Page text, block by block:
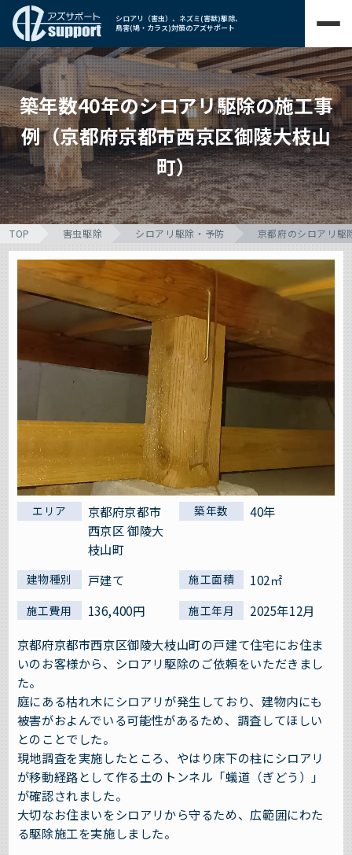
シロアリ（害虫）、ネズミ(害獣)駆除、
鳥害(鳩・カラス)対策のアズサポート
築年数40年のシロアリ駆除の施工事
例（京都府京都市西京区御陵大枝山
町）
TOP 害虫駆除 シロアリ駆除・予防 京都府のシロアリ駆
エリア
京都府京都市
西京区 御陵大
枝山町
築年数 40年
建物種別 戸建て 施工面積 102㎡
施工費用 136,400円 施工年月
2025年12月
京都府京都市西京区御陵大枝山町の戸建て住宅にお住ま
いのお客様から、シロアリ駆除のご依頼をいただきまし
た。
庭にある枯れ木にシロアリが発生しており、建物内にも
被害がおよんでいる可能性があるため、調査してほしい
とのことでした。
現地調査を実施したところ、やはり床下の柱にシロアリ
が移動経路として作る土のトンネル「蟻道（ぎどう）」
が確認されました。
大切なお住まいをシロアリから守るため、広範囲にわた
る駆除施工を実施しました。